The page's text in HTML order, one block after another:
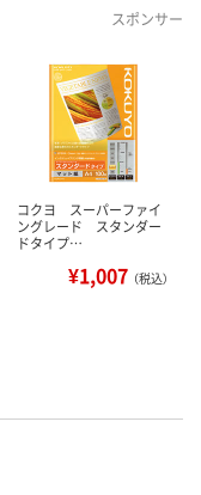
スポンサー
コクヨ スーパーファイ
ングレード スタンダー
ドタイプ…
¥1,007 （税込）